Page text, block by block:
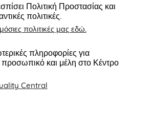
Πολιτική Προστασίας και
πολιτικές.
πολιτικές μας εδώ.
πληροφορίες για
προσωπικό και μέλη στο Κέντρο
Central